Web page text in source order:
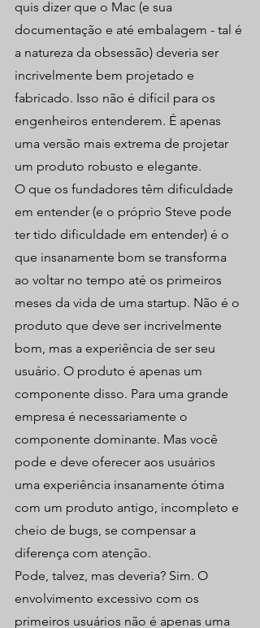
quis dizer que o Mac (e sua
documentação e até embalagem - tal é
a natureza da obsessão) deveria ser
incrivelmente bem projetado e
fabricado. Isso não é difícil para os
engenheiros entenderem. É apenas
uma versão mais extrema de projetar
um produto robusto e elegante.
O que os fundadores têm dificuldade
em entender (e o próprio Steve pode
ter tido dificuldade em entender) é o
que insanamente bom se transforma
ao voltar no tempo até os primeiros
meses da vida de uma startup. Não é o
produto que deve ser incrivelmente
bom, mas a experiência de ser seu
usuário. O produto é apenas um
componente disso. Para uma grande
empresa é necessariamente o
componente dominante. Mas você
pode e deve oferecer aos usuários
uma experiência insanamente ótima
com um produto antigo, incompleto e
cheio de bugs, se compensar a
diferença com atenção.
Pode, talvez, mas deveria? Sim. O
envolvimento excessivo com os
primeiros usuários não é apenas uma